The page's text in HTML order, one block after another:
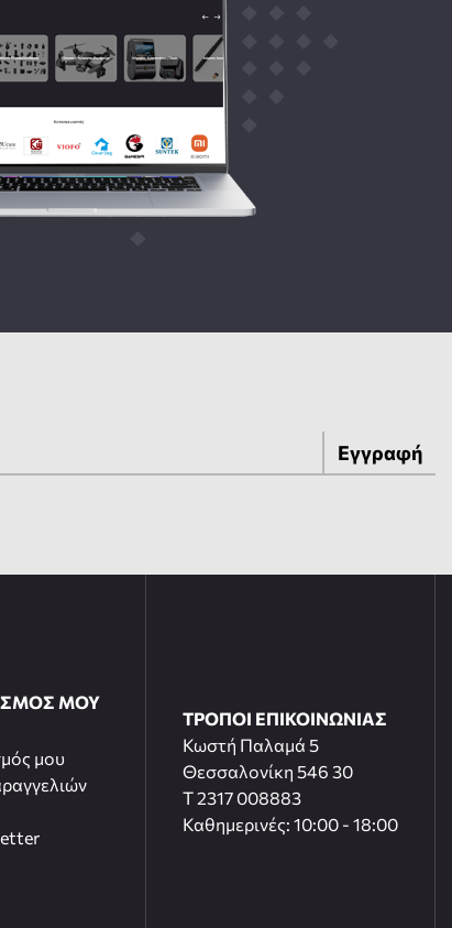
Εγγραφή
ΜΟΥ
μου
ΤΡΟΠΟΙ ΕΠΙΚΟΙΝΩΝΙΑΣ
Κωστή Παλαμά 5
Θεσσαλονίκη 546 30
T 2317 008883
Καθημερινές: 10:00 - 18:00